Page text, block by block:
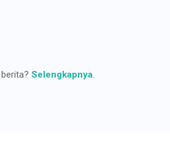
Selengkapnya